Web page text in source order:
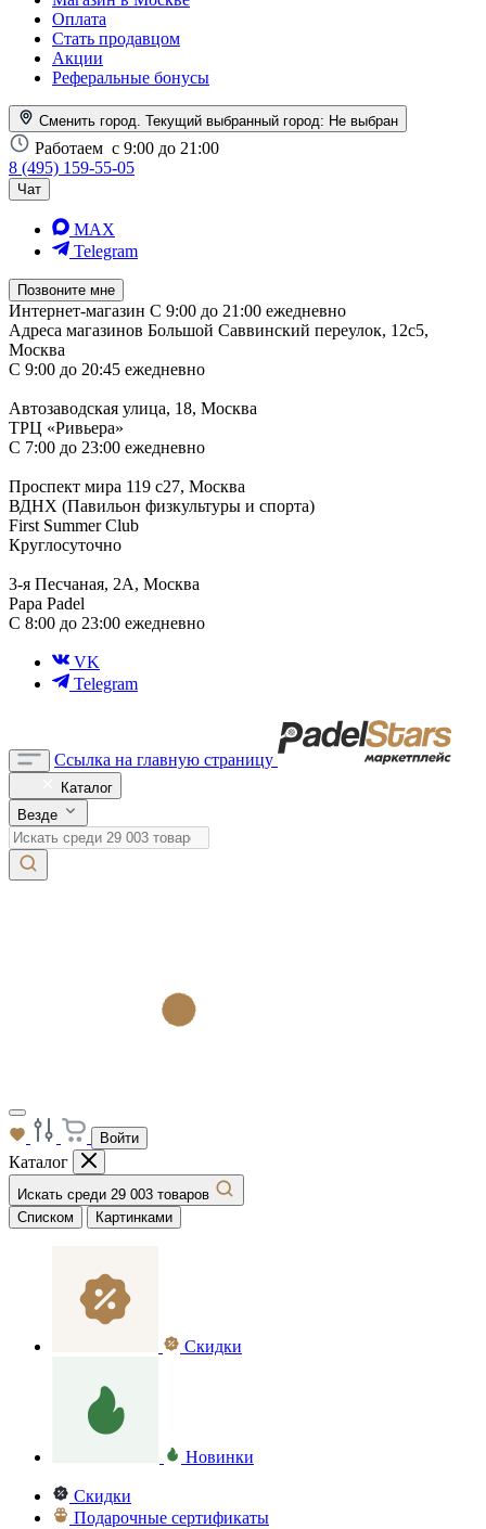
Оплата
Стать продавцом
Акции
Реферальные бонусы
Сменить город. Текущий выбранный город: Не выбран
Работаем с 9:00 до 21:00
8 (495) 159-55-05
Чат
MAX
Telegram
Позвоните мне
Интернет-магазин С 9:00 до 21:00 ежедневно
Адреса магазинов Большой Саввинский переулок, 12с5,
Москва
С 9:00 до 20:45 ежедневно
Автозаводская улица, 18, Москва
ТРЦ «Ривьера»
С 7:00 до 23:00 ежедневно
Проспект мира 119 с27, Москва
ВДНХ (Павильон физкультуры и спорта)
First Summer Club
Круглосуточно
3-я Песчаная, 2А, Москва
Papa Padel
С 8:00 до 23:00 ежедневно
VK
Telegram
Ссылка на главную страницу
Каталог
Везде
Войти
Каталог
Искать среди 29 003 товаров
Списком
Картинками
Скидки
Новинки
Скидки
Подарочные сертификаты